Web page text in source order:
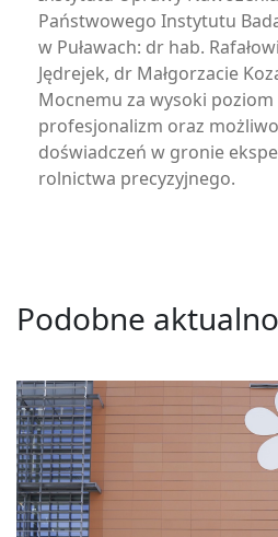
Państwowego Instytutu
w Puławach: dr hab.
Jędrejek, dr Małgorzacie
Mocnemu za wysoki
profesjonalizm oraz
doświadczeń w gronie
rolnictwa precyzyjnego.
Podobne